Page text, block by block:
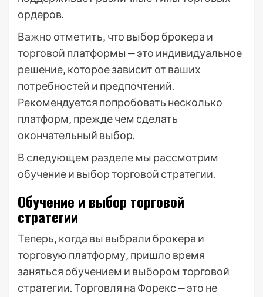
ордеров.
Важно отметить‚ что выбор брокера и
торговой платформы ‒ это индивидуальное
решение‚ которое зависит от ваших
потребностей и предпочтений.
Рекомендуется попробовать несколько
платформ‚ прежде чем сделать
окончательный выбор.
В следующем разделе мы рассмотрим
обучение и выбор торговой стратегии.
Обучение и выбор торговой
стратегии
Теперь‚ когда вы выбрали брокера и
торговую платформу‚ пришло время
заняться обучением и выбором торговой
стратегии. Торговля на Форекс ‒ это не